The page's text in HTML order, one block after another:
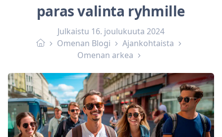
paras valinta ryhmille
Julkaistu 16. joulukuuta 2024
Omenan Blogi
Ajankohtaista
Omenan arkea